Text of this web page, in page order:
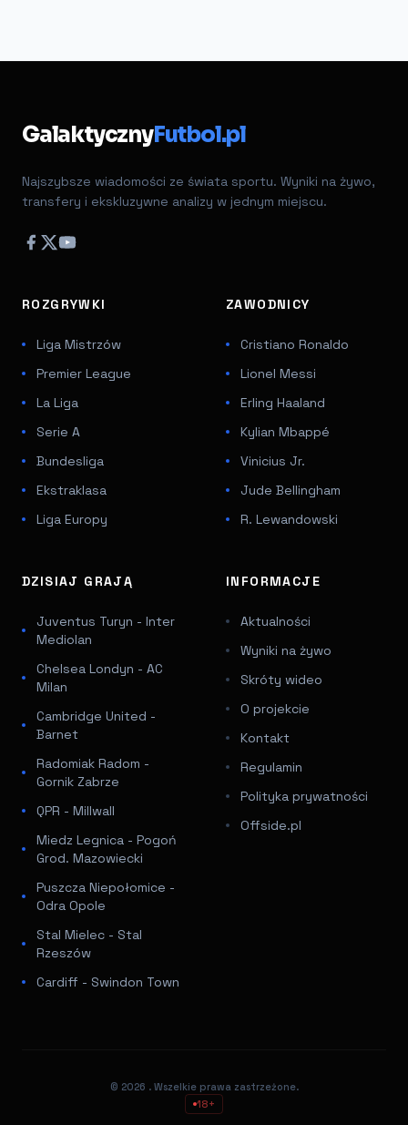
GalaktycznyFutbol.pl
Najszybsze wiadomości ze świata sportu. Wyniki na żywo,
transfery i ekskluzywne analizy w jednym miejscu.
ROZGRYWKI
Liga Mistrzów
Premier League
La Liga
Serie A
Bundesliga
Ekstraklasa
Liga Europy
ZAWODNICY
Cristiano Ronaldo
Lionel Messi
Erling Haaland
Kylian Mbappé
Vinicius Jr.
Jude Bellingham
R. Lewandowski
DZISIAJ GRAJĄ
Juventus Turyn - Inter
Mediolan
Chelsea Londyn - AC
Milan
Cambridge United -
Barnet
Radomiak Radom -
Gornik Zabrze
QPR - Millwall
Miedz Legnica - Pogoń
Grod. Mazowiecki
Puszcza Niepołomice -
Odra Opole
Stal Mielec - Stal
Rzeszów
Cardiff - Swindon Town
INFORMACJE
Aktualności
Wyniki na żywo
Skróty wideo
O projekcie
Kontakt
Regulamin
Polityka prywatności
Offside.pl
© 2026 . Wszelkie prawa zastrzeżone.
18+